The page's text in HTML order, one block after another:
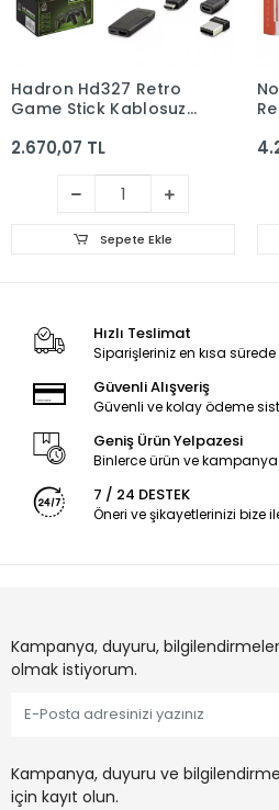
Hadron Hd327 Retro
Game Stick Kablosuz
2.670,07 TL
Sepete Ekle
Hızlı Teslimat
Siparişleriniz en kısa sürede
Güvenli Alışveriş
Güvenli ve kolay ödeme
Geniş Ürün Yelpazesi
Binlerce ürün ve
7 / 24 DESTEK
Öneri ve şikayetlerinizi bize
Kampanya, duyuru,
olmak istiyorum.
Kampanya, duyuru ve
için kayıt olun.